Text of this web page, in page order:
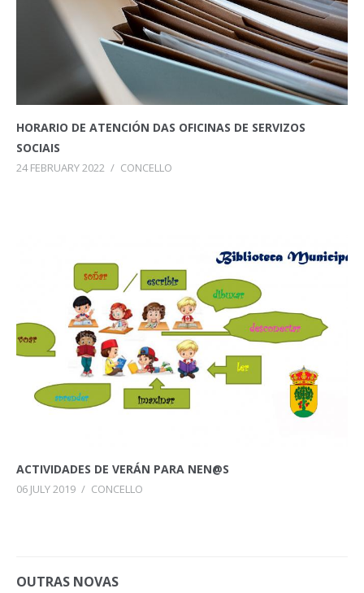
HORARIO DE ATENCIÓN DAS OFICINAS DE SERVIZOS
SOCIAIS
24 FEBRUARY 2022 / CONCELLO
ACTIVIDADES DE VERÁN PARA NEN@S
06 JULY 2019 / CONCELLO
OUTRAS NOVAS